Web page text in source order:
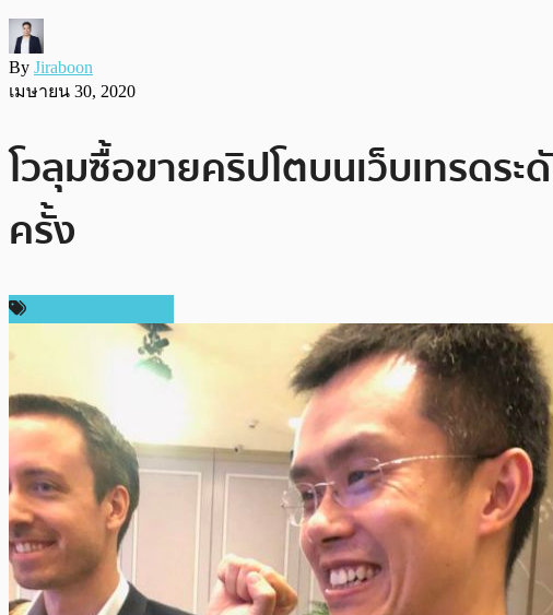
By Jiraboon
เมษายน 30, 2020
โวลุมซื้อขายคริปโตบนเว็บเทรดร
ครั้ง